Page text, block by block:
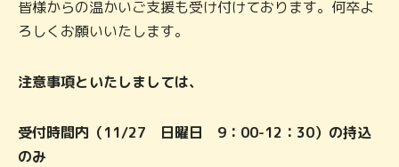
皆様からの温かいご支援も受け付けております。何卒よ
ろしくお願いいたします。
注意事項といたしましては、
受付時間内（11/27 日曜日 9：00-12：30）の持込
のみ